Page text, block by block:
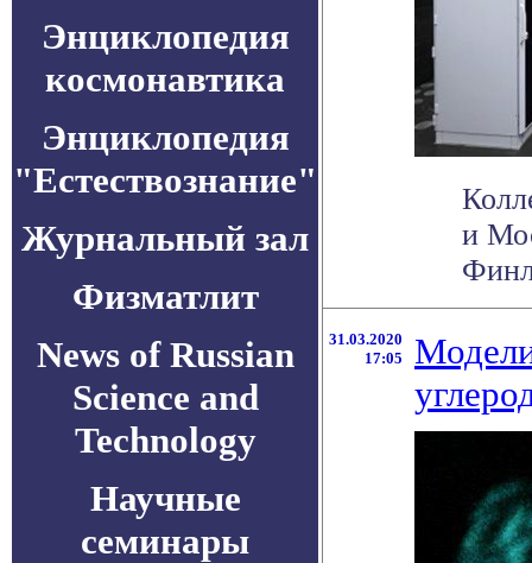
Энциклопедия
космонавтика
Энциклопедия
"Естествознание"
Журнальный зал
Физматлит
News of Russian
Science and
Technology
Научные
семинары
и
31.03.2020
17:05